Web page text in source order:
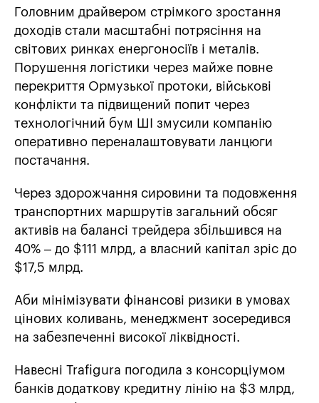
Головним драйвером стрімкого зростання
доходів стали масштабні потрясіння на
світових ринках енергоносіїв і металів.
Порушення логістики через майже повне
перекриття Ормузької протоки, військові
конфлікти та підвищений попит через
технологічний бум ШІ змусили компанію
оперативно переналаштовувати ланцюги
постачання.
Через здорожчання сировини та подовження
транспортних маршрутів загальний обсяг
активів на балансі трейдера збільшився на
40% – до $111 млрд, а власний капітал зріс до
$17,5 млрд.
Аби мінімізувати фінансові ризики в умовах
цінових коливань, менеджмент зосередився
на забезпеченні високої ліквідності.
Навесні Trafigura погодила з консорціумом
банків додаткову кредитну лінію на $3 млрд,